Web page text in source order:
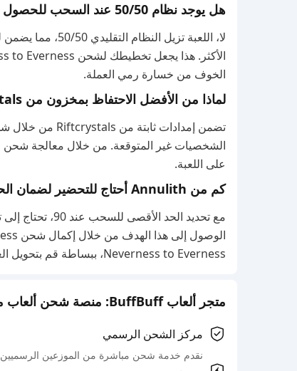
هل يوجد نظام 50/50 عند السحب للحصول على الشخصيات المحدودة؟
الخوف من خسارة رمي العملة.
لماذا من الأفضل الاحتفاظ بمخزون من Riftcrystals بدلاً من الاعتماد فقط على المكافآت المجانية؟
على اللعبة.
كم من Annulith أحتاج للتحضير لضمان الحصول على شخصية S-Rank؟
Neverness to Everness، ببساطة قم بتحويل العملة من شحن NTE مباشرة إلى Annulith.
متجر ألعاب BuffBuff: منصة شحن ألعاب مضمونة رسميًا
مركز الشحن الرسمي
نقدم خدمة شحن مباشرة من الموزعين